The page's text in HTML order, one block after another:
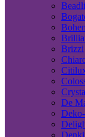
Brizzi
De